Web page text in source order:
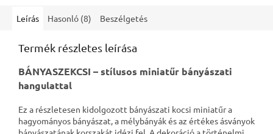
Leírás Hasonló (8) Beszélgetés
Termék részletes leírása
BÁNYASZEKCSI – stílusos miniatűr bányászati ​​
hangulattal
Ez a részletesen kidolgozott bányászati ​​kocsi miniatűr a
hagyományos bányászat, a mélybányák és az értékes ásványok